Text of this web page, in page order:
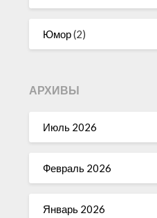
Юмор(2)
АРХИВЫ
Июль 2026
Февраль 2026
Январь 2026